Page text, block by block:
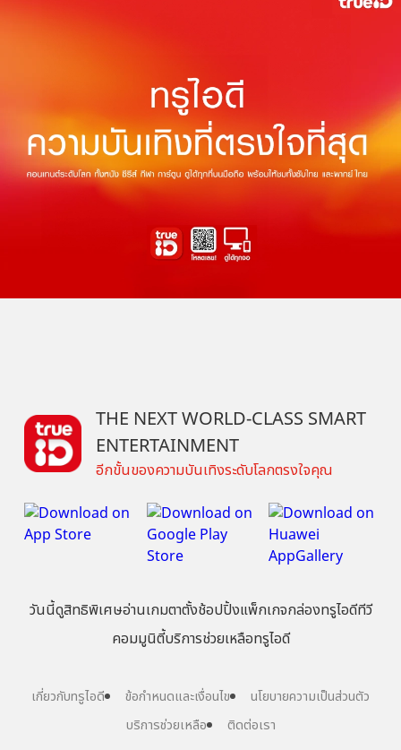
THE NEXT WORLD-CLASS SMART
ENTERTAINMENT
อีกขั้นของความบันเทิงระดับโลกตรงใจคุณ
วันนี้ดูสิทธิพิเศษอ่านเกมตาตั้งช้อปปิ้งแพ็กเกจกล่องทรูไอดีทีวี
คอมมูนิตี้บริการช่วยเหลือทรูไอดี
เกี่ยวกับทรูไอดี ข้อกำหนดและเงื่อนไข
นโยบายความเป็นส่วนตัว
บริการช่วยเหลือ
ติดต่อเรา